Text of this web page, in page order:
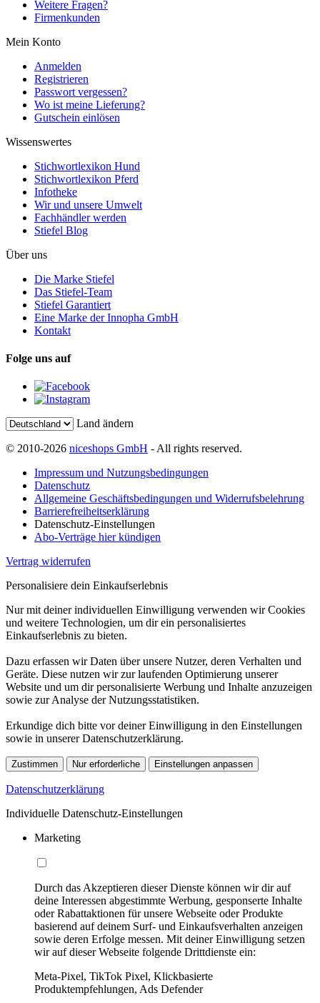
Weitere Fragen?
Firmenkunden
Mein Konto
Anmelden
Registrieren
Passwort vergessen?
Wo ist meine Lieferung?
Gutschein einlösen
Wissenswertes
Stichwortlexikon Hund
Stichwortlexikon Pferd
Infotheke
Wir und unsere Umwelt
Fachhändler werden
Stiefel Blog
Über uns
Die Marke Stiefel
Das Stiefel-Team
Stiefel Garantiert
Eine Marke der Innopha GmbH
Kontakt
Folge uns auf
Land ändern
© 2010-2026 niceshops GmbH - All rights reserved.
Impressum und Nutzungsbedingungen
Datenschutz
Allgemeine Geschäftsbedingungen und Widerrufsbelehrung
Barrierefreiheitserklärung
Datenschutz-Einstellungen
Abo-Verträge hier kündigen
Vertrag widerrufen
Personalisiere dein Einkaufserlebnis
Nur mit deiner individuellen Einwilligung verwenden wir Cookies
und weitere Technologien, um dir ein personalisiertes
Einkaufserlebnis zu bieten.
Dazu erfassen wir Daten über unsere Nutzer, deren Verhalten und
Geräte. Diese nutzen wir zur laufenden Optimierung unserer
Website und um dir personalisierte Werbung und Inhalte anzuzeigen
sowie zur Analyse der Nutzungsstatistiken.
Erkundige dich bitte vor deiner Einwilligung in den Einstellungen
sowie in unserer Datenschutzerklärung.
Zustimmen Nur erforderliche Einstellungen anpassen
Datenschutzerklärung
Individuelle Datenschutz-Einstellungen
Marketing
Durch das Akzeptieren dieser Dienste können wir dir auf
deine Interessen abgestimmte Werbung, gesponserte Inhalte
oder Rabattaktionen für unsere Webseite oder Produkte
basierend auf deinem Surf- und Einkaufsverhalten anzeigen
sowie deren Erfolge messen. Mit deiner Einwilligung setzen
wir auf dieser Webseite folgende Drittdienste ein:
Meta-Pixel, TikTok Pixel, Klickbasierte
Produktempfehlungen, Ads Defender